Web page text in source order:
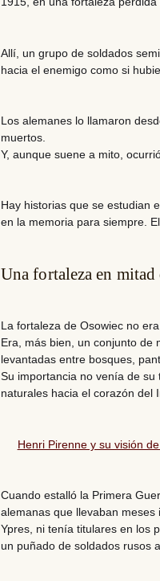
Allí, un grupo de soldados
hacia el enemigo como si
Los alemanes lo llamaron
muertos
Y, aunque suene a mito,
Hay historias que se estudian
en la memoria para siempre.
Una fortaleza en mitad
La fortaleza de Osowiec no
Era, más bien, un conjunto de
levantadas entre bosques,
Su importancia no venía de
naturales hacia el corazón del
Henri Pirenne y su visión
Cuando estalló la Primera
alemanas que llevaban
Ypres, ni tenía titulares en los
un puñado de soldados rusos